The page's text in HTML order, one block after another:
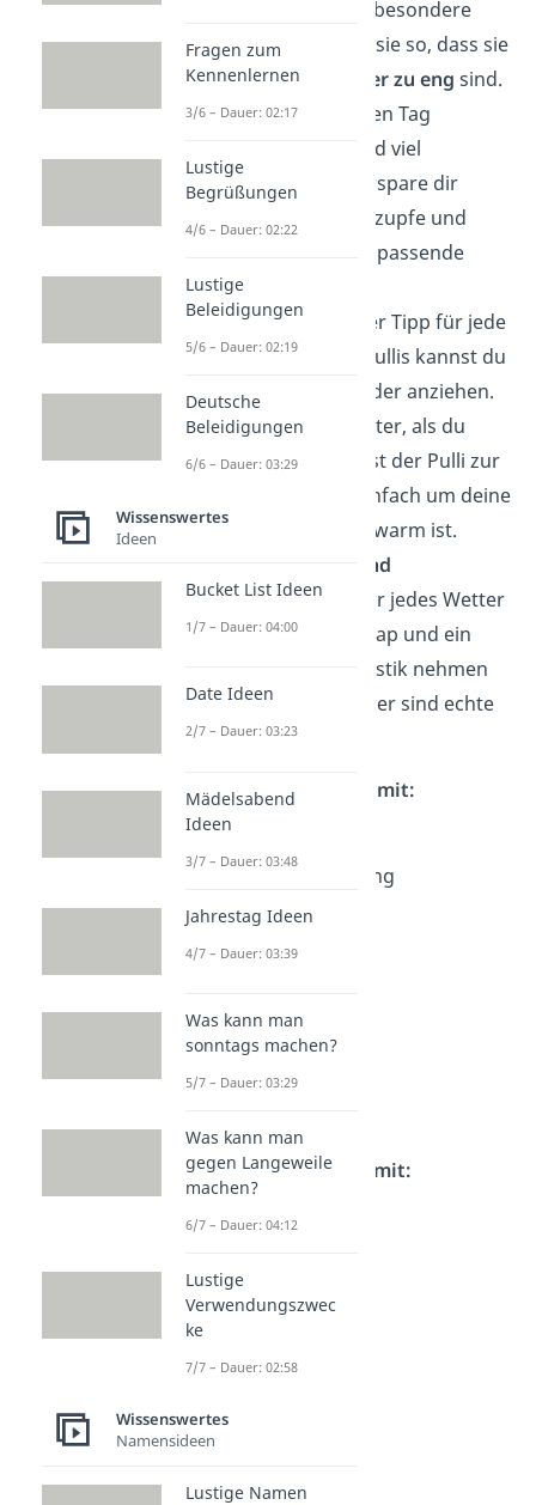
Festival Anlass für besondere
Looks. Aber wähle sie so, dass sie
nicht rutschen oder zu eng sind.
Du wirst den ganzen Tag
unterwegs sein und viel
herumspringen. Erspare dir
nerviges Herumgezupfe und
wähle lockere und passende
Kleidung.
Fleecepullover
: Der Tipp für jede
Jahreszeit! Fleecepullis kannst du
einfach übereinander anziehen.
Abends wird es kälter, als du
denkst und dann ist der Pulli zur
Stelle. Binde ihn einfach um deine
Hüfte, wenn es zu warm ist.
Kopfbedeckung und
Regencapes: Sei für jedes Wetter
gewappnet! Eine Cap und ein
Regencape aus Plastik nehmen
kaum Platz weg aber sind echte
Lebensretter.
Kleidung — Das muss mit:
Hosen kurz und lang
Mütze, Caps, Hüte
Regencape
Socken
Unterwäsche
T-Shirts, Tops
Kleidung — Das k ann mit:
Badesachen
Regenjacke
Fragen zum
Kennenlernen
3/6 – Dauer: 02:17
Lustige
Begrüßungen
4/6 – Dauer: 02:22
Lustige
Beleidigungen
5/6 – Dauer: 02:19
Deutsche
Beleidigungen
6/6 – Dauer: 03:29
Wissenswertes
Ideen
Bucket List Ideen
1/7 – Dauer: 04:00
Date Ideen
2/7 – Dauer: 03:23
Mädelsabend
Ideen
3/7 – Dauer: 03:48
Jahrestag Ideen
4/7 – Dauer: 03:39
Was kann man
sonntags machen?
5/7 – Dauer: 03:29
Was kann man
gegen Langeweile
machen?
6/7 – Dauer: 04:12
Lustige
Verwendungszwec
ke
7/7 – Dauer: 02:58
Wissenswertes
Namensideen
Lustige Namen